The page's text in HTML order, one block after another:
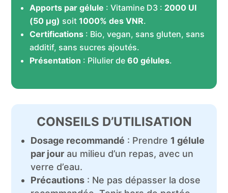
Apports par gélule : Vitamine D3 : 2000 UI
(50 µg) soit1000% des VNR.
Certifications : Bio, vegan, sans gluten, sans
additif, sans sucres ajoutés.
Présentation : Pilulier de60 gélules.
CONSEILS D’UTILISATION
Dosage recommandé : Prendre 1 gélule
par jour au milieu d’un repas, avec un
verre d’eau.
Précautions : Ne pas dépasser la dose